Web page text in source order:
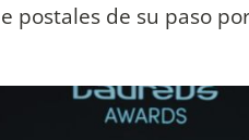
postales de su paso